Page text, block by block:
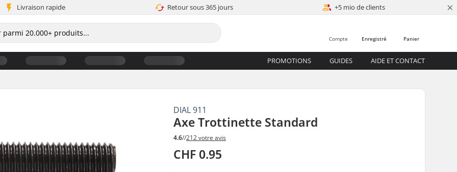
Livraison rapide Retour sous 365 jours +5 mio de clients ×
Panier
Enregistré
Compte
PROMOTIONS GUIDES AIDE ET CONTACT
DIAL 911
Axe Trottinette Standard
4.6//212 votre avis
CHF 0.95